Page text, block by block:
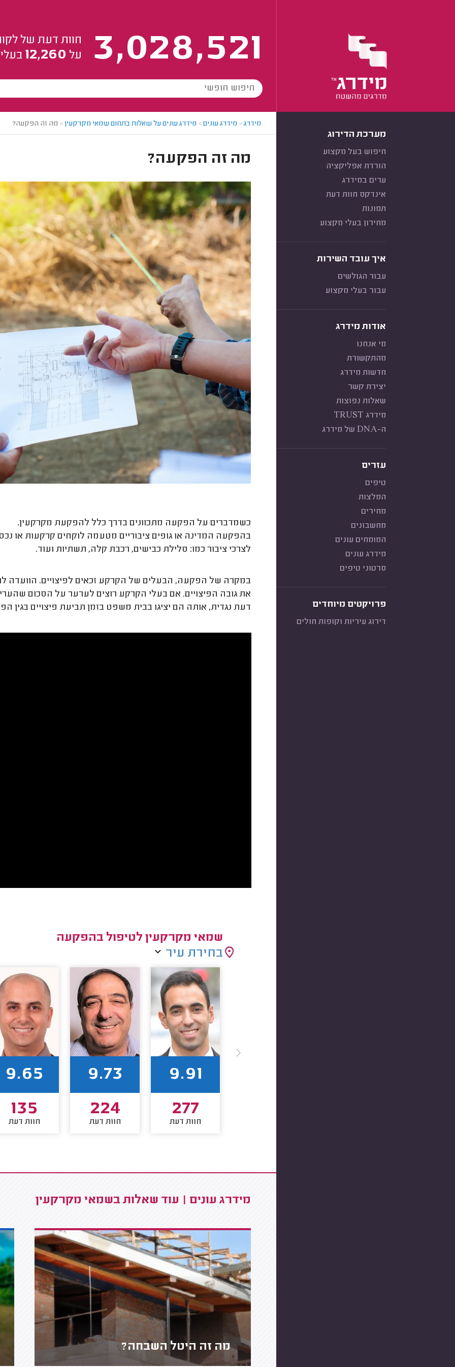
3,028,521
חוות דעת של
על 12,260
מערכת הדירוג
חיפוש בעל מקצוע
הורדת אפליקציה
ערים במידרג
אינדקס חוות דעת
תמונות
מחירון בעלי מקצוע
איך עובד השירות
עבור הגולשים
עבור בעלי מקצוע
אודות מידרג
מי אנחנו
מהתקשורת
חדשות מידרג
יצירת קשר
שאלות נפוצות
מידרג TRUST
ה-DNA של מידרג
עזרים
טיפים
המלצות
מחירים
מחשבונים
המומחים עונים
מידרג עונים
סרטוני טיפים
פרויקטים מיוחדים
דירוג עיריות וקופות חולים
מידרג> מידרג עונים> מידרג עונים על שאלות בתחום שמאי מקרקעין> מה זה הפקעה?
מה זה הפקעה?
כשמדברים על הפקעה מתכוונים בדרך כלל להפקעת מקרקעין.
בהפקעה המדינה או גופים ציבוריים מטעמה לוקחים קרקעות או
לצרכי ציבור כמו: סלילת כבישים, רכבת קלה, תשתיות ועוד.
במקרה של הפקעה, הבעלים של הקרקע זכאים לפיצויים. הוועדה
את גובה הפיצויים. אם בעלי הקרקע רוצים לערער על הסכום
דעת נגדית, אותה הם יציגו בבית משפט בזמן תביעת פיצויים בגין
שמאי מקרקעין לטיפול בהפקעה
בחירת עיר
9.91
277
חוות דעת
9.73
224
חוות דעת
9.65
135
חוות דעת
מידרג עונים | עוד שאלות בשמאי מקרקעין
מה זה היטל השבחה?